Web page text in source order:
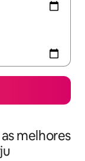
melhores